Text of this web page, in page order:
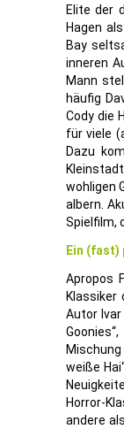
Elite der
Hagen
Bay
inneren
Mann
häufig
Cody die
für viele
Dazu
wohligen
albern.
Spielfilm,
Ein
Apropos
Autor Ivar
weiße
Horror-
andere